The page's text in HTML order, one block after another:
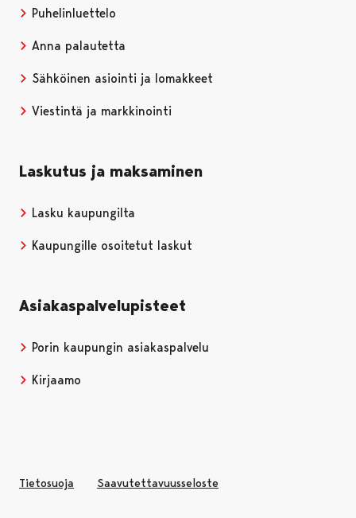
Puhelinluettelo
Anna palautetta
Sähköinen asiointi ja lomakkeet
Viestintä ja markkinointi
Laskutus ja maksaminen
Lasku kaupungilta
Kaupungille osoitetut laskut
Asiakaspalvelupisteet
Porin kaupungin asiakaspalvelu
Kirjaamo
Tietosuoja Saavutettavuusseloste